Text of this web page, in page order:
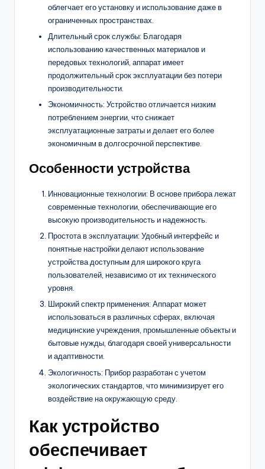
облегчает его установку и использование даже в
ограниченных пространствах.
Длительный срок службы: Благодаря
использованию качественных материалов и
передовых технологий, аппарат имеет
продолжительный срок эксплуатации без потери
производительности.
Экономичность: Устройство отличается низким
потреблением энергии, что снижает
эксплуатационные затраты и делает его более
экономичным в долгосрочной перспективе.
Особенности устройства
Инновационные технологии: В основе прибора лежат
современные технологии, обеспечивающие его
высокую производительность и надежность.
Простота в эксплуатации: Удобный интерфейс и
понятные настройки делают использование
устройства доступным для широкого круга
пользователей, независимо от их технического
уровня.
Широкий спектр применения: Аппарат может
использоваться в различных сферах, включая
медицинские учреждения, промышленные объекты и
бытовые нужды, благодаря своей универсальности
и адаптивности.
Экологичность: Прибор разработан с учетом
экологических стандартов, что минимизирует его
воздействие на окружающую среду.
Как устройство
обеспечивает